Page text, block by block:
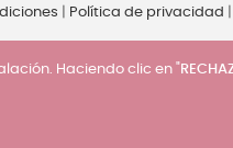
Política de privacidad
Haciendo clic en "